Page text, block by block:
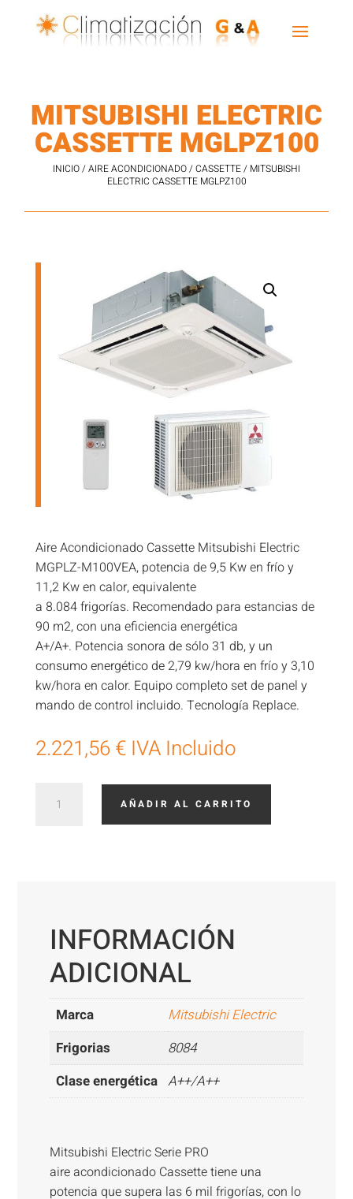
MITSUBISHI ELECTRIC
CASSETTE MGLPZ100
INICIO/AIRE ACONDICIONADO/CASSETTE/ MITSUBISHI
ELECTRIC CASSETTE MGLPZ100
Aire Acondicionado Cassette Mitsubishi Electric
MGPLZ-M100VEA, potencia de 9,5 Kw en frío y
11,2 Kw en calor, equivalente
a 8.084 frigorías. Recomendado para estancias de
90 m2, con una eficiencia energética
A+/A+. Potencia sonora de sólo 31 db, y un
consumo energético de 2,79 kw/hora en frío y 3,10
kw/hora en calor. Equipo completo set de panel y
mando de control incluido. Tecnología Replace.
2.221,56€ IVA Incluido
Electric
AÑADIR AL CARRITO
INFORMACIÓN
ADICIONAL
Marca
Mitsubishi Electric
Frigorias
8084
Clase energética A++/A++
Mitsubishi Electric Serie PRO
aire acondicionado Cassette tiene una
potencia que supera las 6 mil frigorías, con lo